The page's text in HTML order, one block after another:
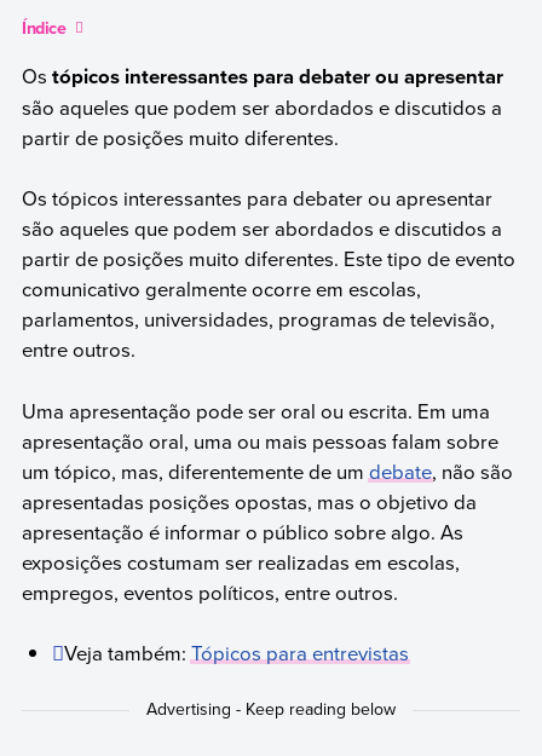
Índice
Os tópicos interessantes para debater ou apresentar
são aqueles que podem ser abordados e discutidos a
partir de posições muito diferentes.
Os tópicos interessantes para debater ou apresentar
são aqueles que podem ser abordados e discutidos a
partir de posições muito diferentes. Este tipo de evento
comunicativo geralmente ocorre em escolas,
parlamentos, universidades, programas de televisão,
entre outros.
Uma apresentação pode ser oral ou escrita. Em uma
apresentação oral, uma ou mais pessoas falam sobre
um tópico, mas, diferentemente de umdebate, não são
apresentadas posições opostas, mas o objetivo da
apresentação é informar o público sobre algo. As
exposições costumam ser realizadas em escolas,
empregos, eventos políticos, entre outros.
Veja também:Tópicos para entrevistas